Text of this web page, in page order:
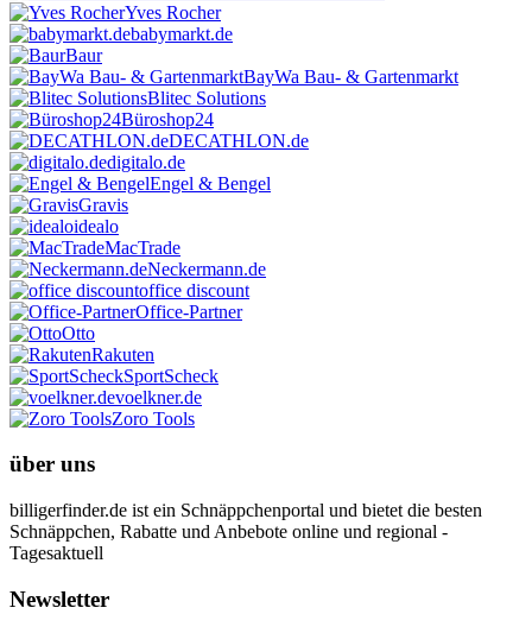
Yves Rocher
babymarkt.de
Baur
BayWa Bau- & Gartenmarkt
Blitec Solutions
Büroshop24
DECATHLON.de
digitalo.de
Engel & Bengel
Gravis
idealo
MacTrade
Neckermann.de
office discount
Office-Partner
Otto
Rakuten
SportScheck
voelkner.de
Zoro Tools
über uns
billigerfinder.de ist ein Schnäppchenportal und bietet die besten
Schnäppchen, Rabatte und Anbebote online und regional -
Tagesaktuell
Newsletter